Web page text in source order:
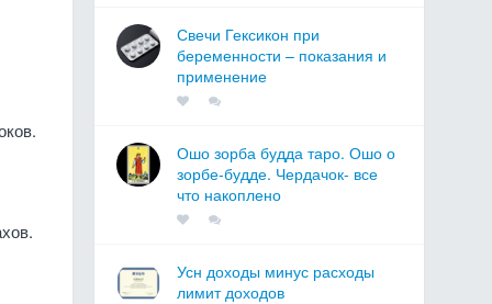
Свечи Гексикон при
беременности – показания и
применение
Ошо зорба будда таро. Ошо о
зорбе-будде. Чердачок- все
что накоплено
Усн доходы минус расходы
лимит доходов